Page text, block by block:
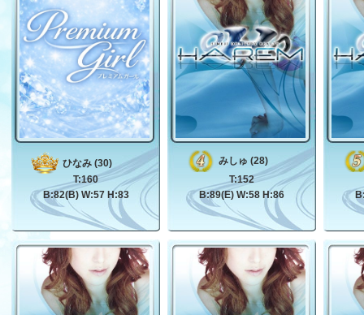
ひなみ (30)
T:160
B:82(B) W:57 H:83
みしゅ (28)
T:152
B:89(E) W:58 H:86